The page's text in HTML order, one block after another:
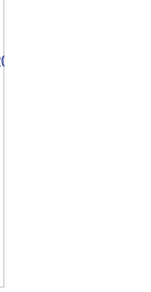
6540-